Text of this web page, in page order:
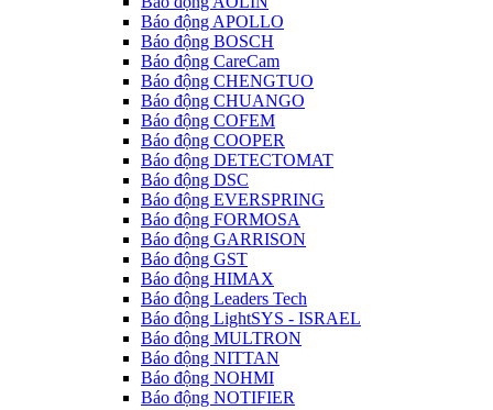
Báo động APOLLO
Báo động BOSCH
Báo động CareCam
Báo động CHENGTUO
Báo động CHUANGO
Báo động COFEM
Báo động COOPER
Báo động DETECTOMAT
Báo động DSC
Báo động EVERSPRING
Báo động FORMOSA
Báo động GARRISON
Báo động GST
Báo động HIMAX
Báo động Leaders Tech
Báo động LightSYS - ISRAEL
Báo động MULTRON
Báo động NITTAN
Báo động NOHMI
Báo động NOTIFIER